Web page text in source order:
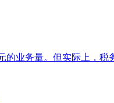
的业务量。但实际上，